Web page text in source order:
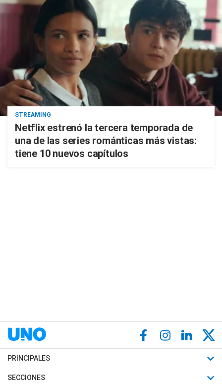
STREAMING
Netflix estrenó la tercera temporada de
una de las series románticas más vistas:
tiene 10 nuevos capítulos
PRINCIPALES
Últimas Noticias
SECCIONES